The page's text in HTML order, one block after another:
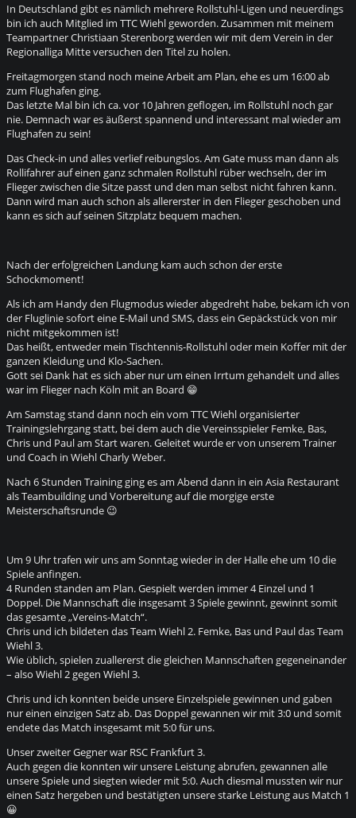
In Deutschland gibt es nämlich mehrere Rollstuhl-Ligen und neuerdings
bin ich auch Mitglied im TTC Wiehl geworden. Zusammen mit meinem
Teampartner Christiaan Sterenborg werden wir mit dem Verein in der
Regionalliga Mitte versuchen den Titel zu holen.
Freitagmorgen stand noch meine Arbeit am Plan, ehe es um 16:00 ab
zum Flughafen ging.
Das letzte Mal bin ich ca. vor 10 Jahren geflogen, im Rollstuhl noch gar
nie. Demnach war es äußerst spannend und interessant mal wieder am
Flughafen zu sein!
Das Check-in und alles verlief reibungslos. Am Gate muss man dann als
Rollifahrer auf einen ganz schmalen Rollstuhl rüber wechseln, der im
Flieger zwischen die Sitze passt und den man selbst nicht fahren kann.
Dann wird man auch schon als allererster in den Flieger geschoben und
kann es sich auf seinen Sitzplatz bequem machen.
Nach der erfolgreichen Landung kam auch schon der erste
Schockmoment!
Als ich am Handy den Flugmodus wieder abgedreht habe, bekam ich von
der Fluglinie sofort eine E-Mail und SMS, dass ein Gepäckstück von mir
nicht mitgekommen ist!
Das heißt, entweder mein Tischtennis-Rollstuhl oder mein Koffer mit der
ganzen Kleidung und Klo-Sachen.
Gott sei Dank hat es sich aber nur um einen Irrtum gehandelt und alles
war im Flieger nach Köln mit an Board 😁
Am Samstag stand dann noch ein vom TTC Wiehl organisierter
Trainingslehrgang statt, bei dem auch die Vereinsspieler Femke, Bas,
Chris und Paul am Start waren. Geleitet wurde er von unserem Trainer
und Coach in Wiehl Charly Weber.
Nach 6 Stunden Training ging es am Abend dann in ein Asia Restaurant
als Teambuilding und Vorbereitung auf die morgige erste
Meisterschaftsrunde 😉
Um 9 Uhr trafen wir uns am Sonntag wieder in der Halle ehe um 10 die
Spiele anfingen.
4 Runden standen am Plan. Gespielt werden immer 4 Einzel und 1
Doppel. Die Mannschaft die insgesamt 3 Spiele gewinnt, gewinnt somit
das gesamte „Vereins-Match“.
Chris und ich bildeten das Team Wiehl 2. Femke, Bas und Paul das Team
Wiehl 3.
Wie üblich, spielen zuallererst die gleichen Mannschaften gegeneinander
– also Wiehl 2 gegen Wiehl 3.
Chris und ich konnten beide unsere Einzelspiele gewinnen und gaben
nur einen einzigen Satz ab. Das Doppel gewannen wir mit 3:0 und somit
endete das Match insgesamt mit 5:0 für uns.
Unser zweiter Gegner war RSC Frankfurt 3.
Auch gegen die konnten wir unsere Leistung abrufen, gewannen alle
unsere Spiele und siegten wieder mit 5:0. Auch diesmal mussten wir nur
einen Satz hergeben und bestätigten unsere starke Leistung aus Match 1
😀